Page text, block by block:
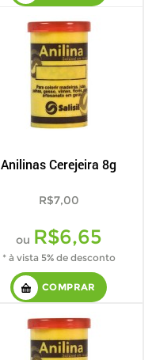
Anilinas Cerejeira 8g
R$7,00
ou R$6,65
* à vista 5% de desconto
COMPRAR